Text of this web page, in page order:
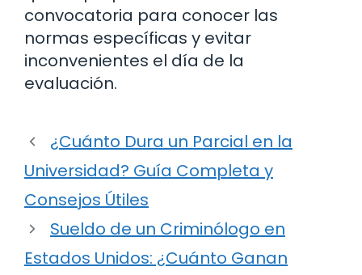
convocatoria para conocer las
normas específicas y evitar
inconvenientes el día de la
evaluación.
¿Cuánto Dura un Parcial en la
Universidad? Guía Completa y
Consejos Útiles
Sueldo de un Criminólogo en
Estados Unidos: ¿Cuánto Ganan